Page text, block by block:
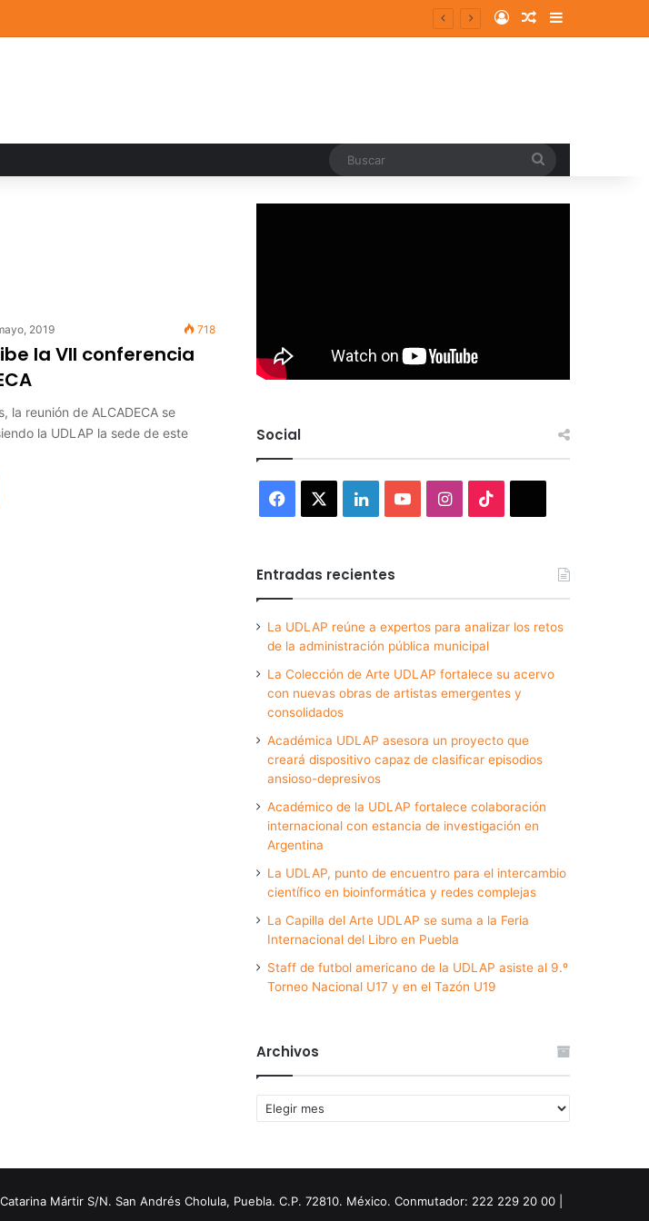
con nuevas obras de artistas emergentes y consolidados Log InRandom Article
Sidebar
2019 718
la VII conferencia
la reunión de ALCADECA se
la UDLAP la sede de este
Social
Facebook LinkedInYouTubeInstagram
Entradas recientes
La UDLAP reúne a expertos para analizar los retos
de la administración pública municipal
La Colección de Arte UDLAP fortalece su acervo
con nuevas obras de artistas emergentes y
consolidados
Académica UDLAP asesora un proyecto que
creará dispositivo capaz de clasificar episodios
ansioso-depresivos
Académico de la UDLAP fortalece colaboración
internacional con estancia de investigación en
Argentina
La UDLAP, punto de encuentro para el intercambio
científico en bioinformática y redes complejas
La Capilla del Arte UDLAP se suma a la Feria
Internacional del Libro en Puebla
Staff de futbol americano de la UDLAP asiste al 9.º
Torneo Nacional U17 y en el Tazón U19
Archivos
Archivos
Mártir S/N. San Andrés Cholula, Puebla. C.P. 72810. México. Conmutador: 222 229 20 00 |